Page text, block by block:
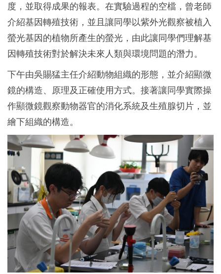
度，並取得成果的報表。在實驗過程的空檔，曾老師
介紹基因轉殖技術，並且讓同學以紫外光觀察被植入
螢光基因的植物所產生的螢光，由此讓同學們理解基
因轉殖技術對於解決未來人類與環境問題的潛力。
下午由吳賜猛主任介紹動物組織的形態，並介紹顯微
鏡的構造、原理及正確使用方式。接著讓同學實際操
作顯微鏡觀察動物器官的消化系統及生殖腺切片，並
繪下組織的構造。